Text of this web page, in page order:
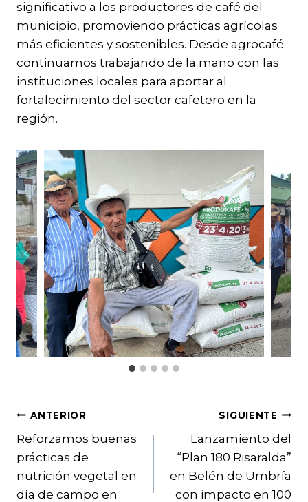
significativo a los productores de café del
municipio, promoviendo prácticas agrícolas
más eficientes y sostenibles. Desde agrocafé
continuamos trabajando de la mano con las
instituciones locales para aportar al
fortalecimiento del sector cafetero en la
región.
Navegación
de
entradas
ANTERIOR
Reforzamos buenas
prácticas de
nutrición vegetal en
día de campo en
SIGUIENTE
Lanzamiento del
“Plan 180 Risaralda”
en Belén de Umbría
con impacto en 100